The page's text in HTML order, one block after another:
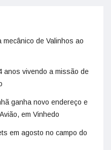
de Valinhos ao
anos vivendo a missão de
ganha novo endereço e
em Vinhedo
em agosto no campo do